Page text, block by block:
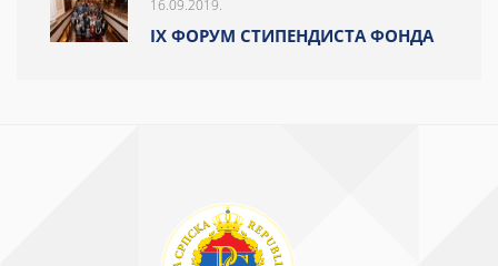
16.09.2019.
IX ФОРУМ СТИПЕНДИСТА ФОНДА